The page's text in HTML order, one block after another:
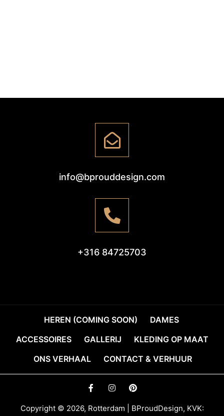
info@bprouddesign.com
+316 84725703
HEREN (COMING SOON)
DAMES
ACCESSOIRES
GALLERIJ
KLEDING OP MAAT
ONS VERHAAL
CONTACT & VERHUUR
Copyright © 2026, Rotterdam | BProudDesign, KVK: